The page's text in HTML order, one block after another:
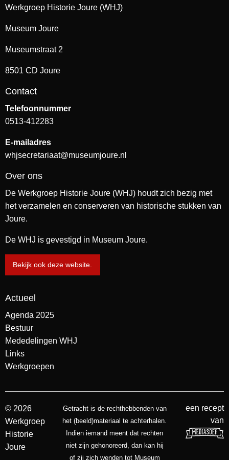
Werkgroep Historie Joure (WHJ)
Museum Joure
Museumstraat 2
8501 CD Joure
Contact
Telefoonnummer
0513-412283
E-mailadres
whjsecretariaat@museumjoure.nl
Over ons
De Werkgroep Historie Joure (WHJ) houdt zich bezig met
het verzamelen en conserveren van historische stukken van
Joure.
De WHJ is gevestigd in Museum Joure.
Bekijk ook deze website.
Actueel
Agenda 2025
Bestuur
Mededelingen WHJ
Links
Werkgroepen
© 2026
Werkgroep
Historie
Joure
Getracht is de rechthebbenden van
het (beeld)materiaal te achterhalen.
Indien iemand meent dat rechten
niet zijn gehonoreerd, dan kan hij
of zij zich wenden tot Museum
een recept
van